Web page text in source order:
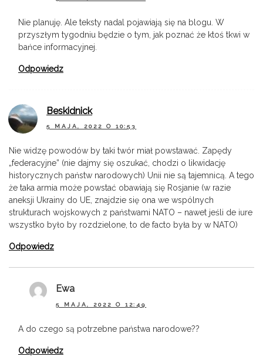
Nie planuję. Ale teksty nadal pojawiają się na blogu. W
przyszłym tygodniu będzie o tym, jak poznać że ktoś tkwi w
bańce informacyjnej.
Odpowiedz
Beskidnick
5 MAJA, 2022 O 10:53
Nie widzę powodów by taki twór miał powstawać. Zapędy
„federacyjne” (nie dajmy się oszukać, chodzi o likwidację
historycznych państw narodowych) Unii nie są tajemnicą. A tego
że taka armia może powstać obawiają się Rosjanie (w razie
aneksji Ukrainy do UE, znajdzie się ona we wspólnych
strukturach wojskowych z państwami NATO – nawet jeśli de iure
wszystko było by rozdzielone, to de facto była by w NATO)
Odpowiedz
Ewa
5 MAJA, 2022 O 12:49
A do czego są potrzebne państwa narodowe??
Odpowiedz